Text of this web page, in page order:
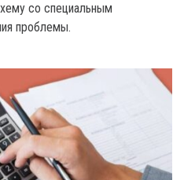
со специальным
проблемы.